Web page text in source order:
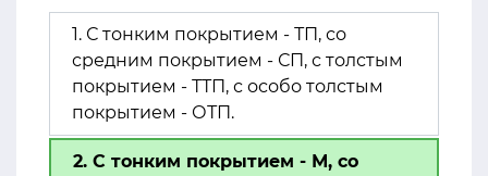
1. С тонким покрытием - ТП, со
средним покрытием - СП, с толстым
покрытием - ТТП, с особо толстым
покрытием - ОТП.
2. С тонким покрытием - М, со